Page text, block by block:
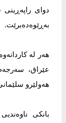
بەڕێوەدەبرێت.
هەر لە
عێراق،
هەولێرو
بانكی